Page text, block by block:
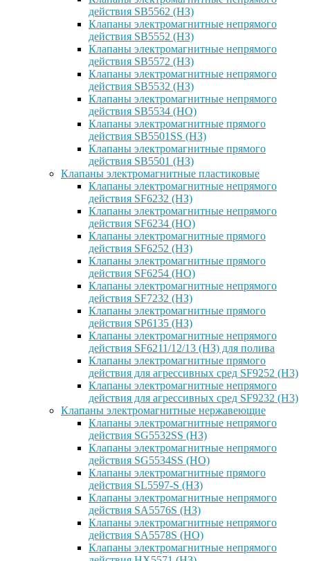
действия SB5562 (НЗ)
Клапаны электромагнитные непрямого
действия SB5552 (НЗ)
Клапаны электромагнитные непрямого
действия SB5572 (НЗ)
Клапаны электромагнитные непрямого
действия SB5532 (НЗ)
Клапаны электромагнитные непрямого
действия SB5534 (НО)
Клапаны электромагнитные прямого
действия SB5501SS (НЗ)
Клапаны электромагнитные прямого
действия SB5501 (НЗ)
Клапаны электромагнитные пластиковые
Клапаны электромагнитные непрямого
действия SF6232 (НЗ)
Клапаны электромагнитные непрямого
действия SF6234 (НО)
Клапаны электромагнитные прямого
действия SF6252 (НЗ)
Клапаны электромагнитные прямого
действия SF6254 (НО)
Клапаны электромагнитные непрямого
действия SF7232 (НЗ)
Клапаны электромагнитные прямого
действия SP6135 (НЗ)
Клапаны электромагнитные непрямого
действия SF6211/12/13 (НЗ) для полива
Клапаны электромагнитные прямого
действия для агрессивных сред SF9252 (H3)
Клапаны электромагнитные непрямого
действия для агрессивных сред SF9232 (H3)
Клапаны электромагнитные нержавеющие
Клапаны электромагнитные непрямого
действия SG5532SS (НЗ)
Клапаны электромагнитные непрямого
действия SG5534SS (НО)
Клапаны электромагнитные прямого
действия SL5597-S (НЗ)
Клапаны электромагнитные непрямого
действия SA5576S (НЗ)
Клапаны электромагнитные непрямого
действия SA5578S (НО)
Клапаны электромагнитные непрямого